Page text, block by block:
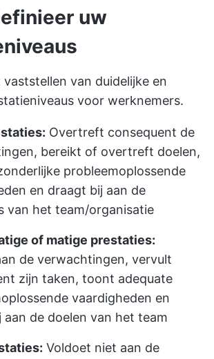
uw
van duidelijke en
voor werknemers.
Overtreft consequent de
bereikt of overtreft doelen,
probleemoplossende
en draagt bij aan de
van het team/organisatie
of matige prestaties:
de verwachtingen, vervult
zijn taken, toont adequate
vaardigheden en
aan de doelen van het team
Voldoet niet aan de